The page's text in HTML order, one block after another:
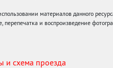
материалов данного
перепечатка и воспроизведение
и схема проезда